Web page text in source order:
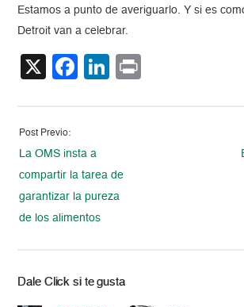
Estamos a punto de averiguarlo. Y si es
Detroit van a celebrar.
X Facebook
LinkedIn
Post Previo:
La OMS insta a
compartir la tarea de
garantizar la pureza
de los alimentos
Dale Click si te gusta